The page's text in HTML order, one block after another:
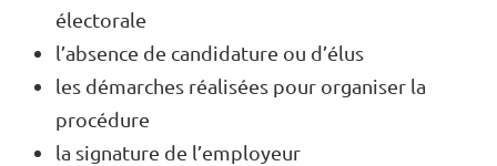
électorale
l’absence de candidature ou d’élus
les démarches réalisées pour organiser la
procédure
la signature de l’employeur